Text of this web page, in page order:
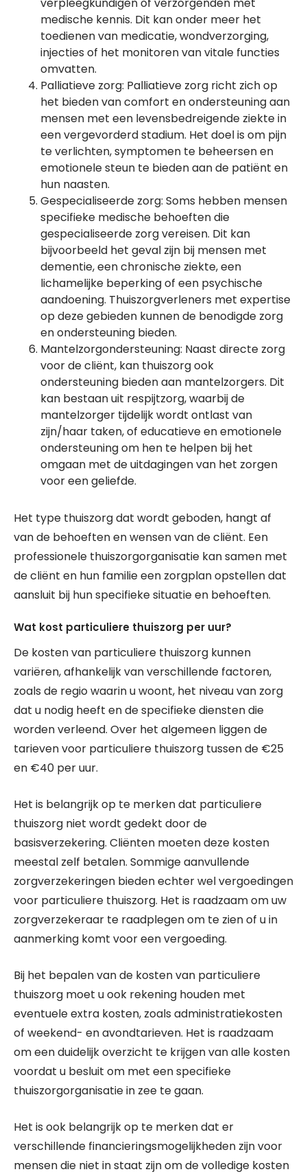
medische kennis. Dit kan onder meer het
toedienen van medicatie, wondverzorging,
injecties of het monitoren van vitale functies
omvatten.
Palliatieve zorg: Palliatieve zorg richt zich op
het bieden van comfort en ondersteuning aan
mensen met een levensbedreigende ziekte in
een vergevorderd stadium. Het doel is om pijn
te verlichten, symptomen te beheersen en
emotionele steun te bieden aan de patiënt en
hun naasten.
Gespecialiseerde zorg: Soms hebben mensen
specifieke medische behoeften die
gespecialiseerde zorg vereisen. Dit kan
bijvoorbeeld het geval zijn bij mensen met
dementie, een chronische ziekte, een
lichamelijke beperking of een psychische
aandoening. Thuiszorgverleners met expertise
op deze gebieden kunnen de benodigde zorg
en ondersteuning bieden.
Mantelzorgondersteuning: Naast directe zorg
voor de cliënt, kan thuiszorg ook
ondersteuning bieden aan mantelzorgers. Dit
kan bestaan uit respijtzorg, waarbij de
mantelzorger tijdelijk wordt ontlast van
zijn/haar taken, of educatieve en emotionele
ondersteuning om hen te helpen bij het
omgaan met de uitdagingen van het zorgen
voor een geliefde.
Het type thuiszorg dat wordt geboden, hangt af
van de behoeften en wensen van de cliënt. Een
professionele thuiszorgorganisatie kan samen met
de cliënt en hun familie een zorgplan opstellen dat
aansluit bij hun specifieke situatie en behoeften.
Wat kost particuliere thuiszorg per uur?
De kosten van particuliere thuiszorg kunnen
variëren, afhankelijk van verschillende factoren,
zoals de regio waarin u woont, het niveau van zorg
dat u nodig heeft en de specifieke diensten die
worden verleend. Over het algemeen liggen de
tarieven voor particuliere thuiszorg tussen de €25
en €40 per uur.
Het is belangrijk op te merken dat particuliere
thuiszorg niet wordt gedekt door de
basisverzekering. Cliënten moeten deze kosten
meestal zelf betalen. Sommige aanvullende
zorgverzekeringen bieden echter wel vergoedingen
voor particuliere thuiszorg. Het is raadzaam om uw
zorgverzekeraar te raadplegen om te zien of u in
aanmerking komt voor een vergoeding.
Bij het bepalen van de kosten van particuliere
thuiszorg moet u ook rekening houden met
eventuele extra kosten, zoals administratiekosten
of weekend- en avondtarieven. Het is raadzaam
om een duidelijk overzicht te krijgen van alle kosten
voordat u besluit om met een specifieke
thuiszorgorganisatie in zee te gaan.
Het is ook belangrijk op te merken dat er
verschillende financieringsmogelijkheden zijn voor
mensen die niet in staat zijn om de volledige kosten